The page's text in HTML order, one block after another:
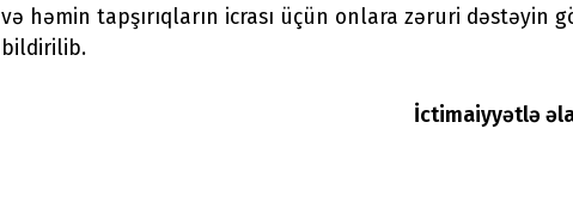
və həmin tapşırıqların icrası üçün onlara zəruri dəstəyin
bildirilib.
İctimaiyyətlə